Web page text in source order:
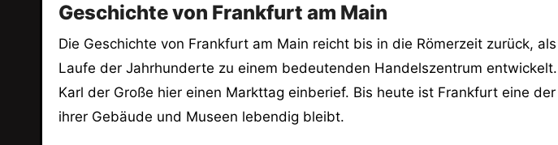
Geschichte von Frankfurt am Main
Die Geschichte von Frankfurt am Main reicht bis in die Römerzeit zurück,
Laufe der Jahrhunderte zu einem bedeutenden Handelszentrum
Karl der Große hier einen Markttag einberief. Bis heute ist Frankfurt eine
ihrer Gebäude und Museen lebendig bleibt.